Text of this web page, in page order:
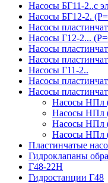
Насосы БГ11-2..с
Насосы БГ12-2.
Насосы
Насосы Г12-2...
Насосы
Насосы
Насосы Г11-2..
Насосы
Насосы
Насосы НПл
Насосы НПл
Насосы НПл
Насосы НПл
Пластинчатые
Гидроклапаны
Г48-22Н
Гидростанции Г48